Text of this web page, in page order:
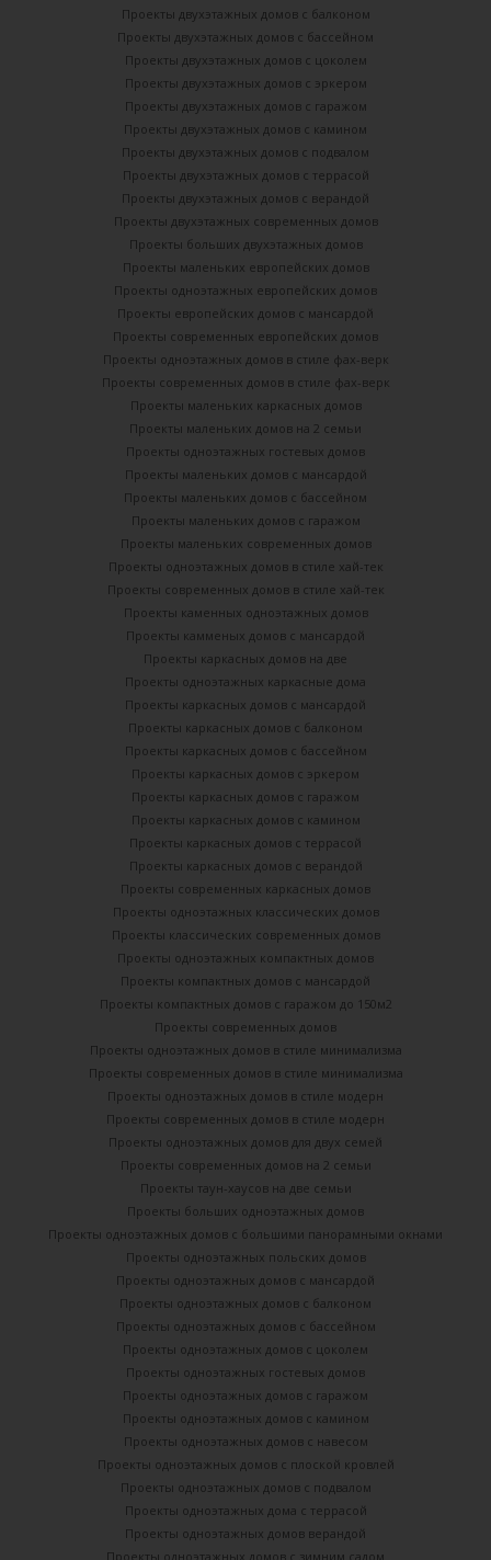
Проекты двухэтажных домов с балконом
Проекты двухэтажных домов с бассейном
Проекты двухэтажных домов с цоколем
Проекты двухэтажных домов с эркером
Проекты двухэтажных домов с гаражом
Проекты двухэтажных домов с камином
Проекты двухэтажных домов с подвалом
Проекты двухэтажных домов с террасой
Проекты двухэтажных домов с верандой
Проекты двухэтажных современных домов
Проекты больших двухэтажных домов
Проекты маленьких европейских домов
Проекты одноэтажных европейских домов
Проекты европейских домов с мансардой
Проекты современных европейских домов
Проекты одноэтажных домов в стиле фах-верк
Проекты современных домов в стиле фах-верк
Проекты маленьких каркасных домов
Проекты маленьких домов на 2 семьи
Проекты одноэтажных гостевых домов
Проекты маленьких домов с мансардой
Проекты маленьких домов с бассейном
Проекты маленьких домов с гаражом
Проекты маленьких современных домов
Проекты одноэтажных домов в стиле хай-тек
Проекты современных домов в стиле хай-тек
Проекты каменных одноэтажных домов
Проекты камменых домов с мансардой
Проекты каркасных домов на две
Проекты одноэтажных каркасные дома
Проекты каркасных домов с мансардой
Проекты каркасных домов с балконом
Проекты каркасных домов с бассейном
Проекты каркасных домов с эркером
Проекты каркасных домов с гаражом
Проекты каркасных домов с камином
Проекты каркасных домов с террасой
Проекты каркасных домов с верандой
Проекты современных каркасных домов
Проекты одноэтажных классических домов
Проекты классических современных домов
Проекты одноэтажных компактных домов
Проекты компактных домов с мансардой
Проекты компактных домов с гаражом до 150м2
Проекты современных домов
Проекты одноэтажных домов в стиле минимализма
Проекты современных домов в стиле минимализма
Проекты одноэтажных домов в стиле модерн
Проекты современных домов в стиле модерн
Проекты одноэтажных домов для двух семей
Проекты современных домов на 2 семьи
Проекты таун-хаусов на две семьи
Проекты больших одноэтажных домов
Проекты одноэтажных домов с большими панорамными окнами
Проекты одноэтажных польских домов
Проекты одноэтажных домов с мансардой
Проекты одноэтажных домов с балконом
Проекты одноэтажных домов с бассейном
Проекты одноэтажных домов с цоколем
Проекты одноэтажных гостевых домов
Проекты одноэтажных домов с гаражом
Проекты одноэтажных домов с камином
Проекты одноэтажных домов с навесом
Проекты одноэтажных домов с плоской кровлей
Проекты одноэтажных домов с подвалом
Проекты одноэтажных дома с террасой
Проекты одноэтажных домов верандой
Проекты одноэтажных домов с зимним садом